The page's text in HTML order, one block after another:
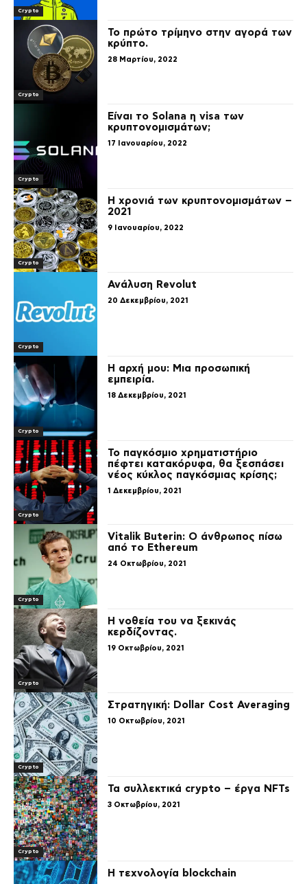
Crypto
Crypto
Το πρώτο τρίμηνο στην αγορά των
κρύπτο.
28 Μαρτίου, 2022
Crypto
Είναι το Solana η visa των
κρυπτονομισμάτων;
17 Ιανουαρίου, 2022
Crypto
Η χρονιά των κρυπτονομισμάτων –
2021
9 Ιανουαρίου, 2022
Crypto
Ανάλυση Revolut
20 Δεκεμβρίου, 2021
Crypto
Η αρχή μου: Μια προσωπική
εμπειρία.
18 Δεκεμβρίου, 2021
Crypto
Το παγκόσμιο χρηματιστήριο
πέφτει κατακόρυφα, θα ξεσπάσει
νέος κύκλος παγκόσμιας κρίσης;
1 Δεκεμβρίου, 2021
Crypto
Vitalik Buterin: Ο άνθρωπος πίσω
από το Ethereum
24 Οκτωβρίου, 2021
Crypto
Η νοθεία του να ξεκινάς
κερδίζοντας.
19 Οκτωβρίου, 2021
Crypto
Στρατηγική: Dollar Cost Averaging
10 Οκτωβρίου, 2021
Crypto
Τα συλλεκτικά crypto – έργα NFTs
3 Οκτωβρίου, 2021
H τεχνολογία blockchain